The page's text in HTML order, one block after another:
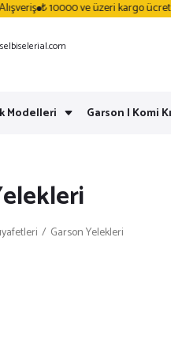
₺ 10000 ve üzeri kargo ücretsiz
Modelleri Garson | Komi
Garson Yelekleri